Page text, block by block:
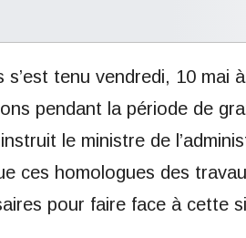
s’est tenu vendredi, 10 mai
pendant la période de
le ministre de
ces homologues des
pour faire face à cette